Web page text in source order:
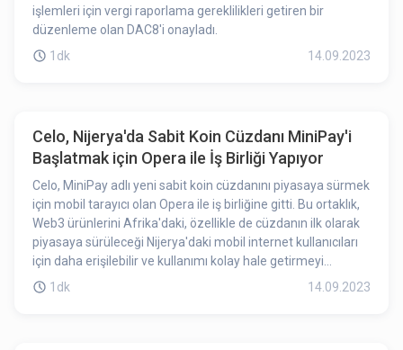
işlemleri için vergi raporlama gereklilikleri getiren bir
düzenleme olan DAC8'i onayladı.
1dk
14.09.2023
Celo, Nijerya'da Sabit Koin Cüzdanı MiniPay'i
Başlatmak için Opera ile İş Birliği Yapıyor
Celo, MiniPay adlı yeni sabit koin cüzdanını piyasaya sürmek
için mobil tarayıcı olan Opera ile iş birliğine gitti. Bu ortaklık,
Web3 ürünlerini Afrika'daki, özellikle de cüzdanın ilk olarak
piyasaya sürüleceği Nijerya'daki mobil internet kullanıcıları
için daha erişilebilir ve kullanımı kolay hale getirmeyi
amaçlıyor.
1dk 14.09.2023